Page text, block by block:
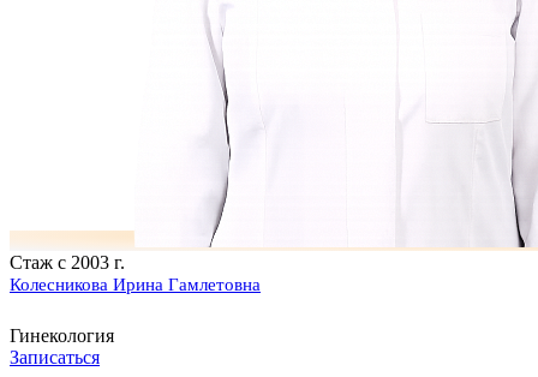
Стаж с 2003 г.
Колесникова Ирина Гамлетовна
Гинекология
Записаться